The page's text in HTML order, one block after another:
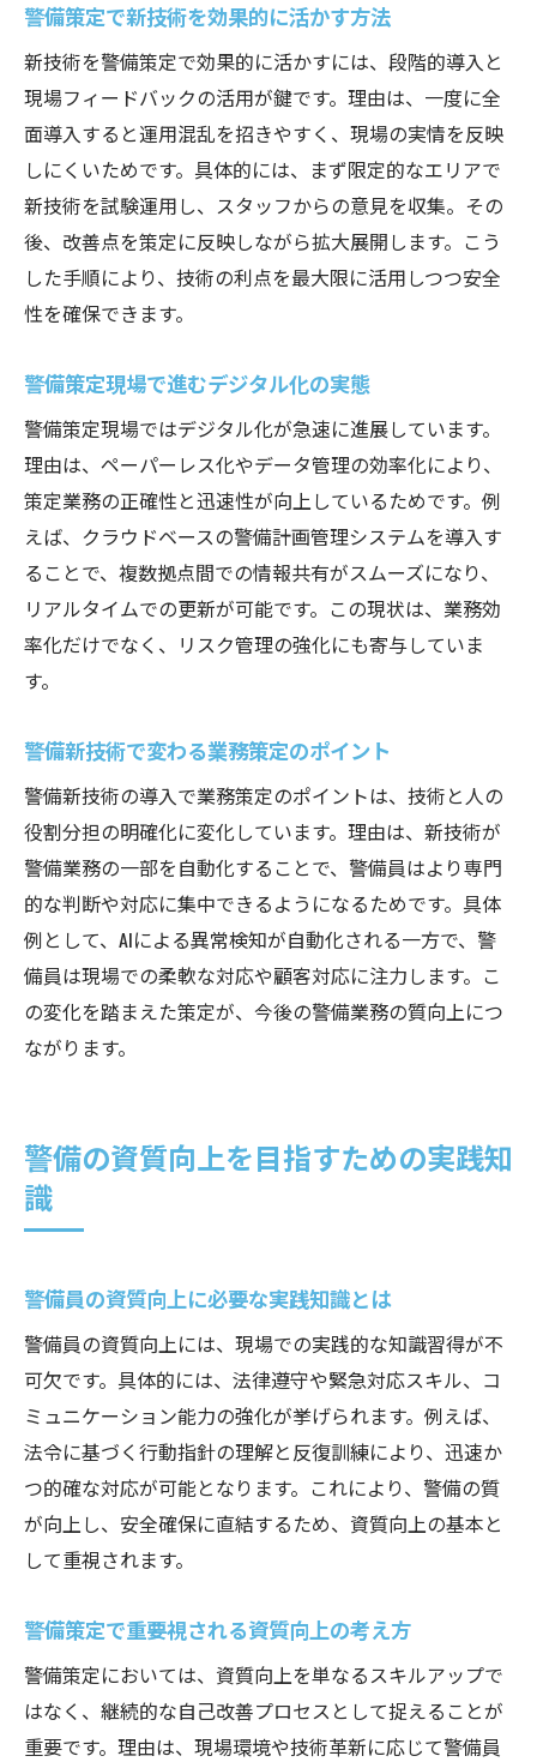
警備策定で新技術を効果的に活かす方法
新技術を警備策定で効果的に活かすには、段階的導入と
現場フィードバックの活用が鍵です。理由は、一度に全
面導入すると運用混乱を招きやすく、現場の実情を反映
しにくいためです。具体的には、まず限定的なエリアで
新技術を試験運用し、スタッフからの意見を収集。その
後、改善点を策定に反映しながら拡大展開します。こう
した手順により、技術の利点を最大限に活用しつつ安全
性を確保できます。
警備策定現場で進むデジタル化の実態
警備策定現場ではデジタル化が急速に進展しています。
理由は、ペーパーレス化やデータ管理の効率化により、
策定業務の正確性と迅速性が向上しているためです。例
えば、クラウドベースの警備計画管理システムを導入す
ることで、複数拠点間での情報共有がスムーズになり、
リアルタイムでの更新が可能です。この現状は、業務効
率化だけでなく、リスク管理の強化にも寄与していま
す。
警備新技術で変わる業務策定のポイント
警備新技術の導入で業務策定のポイントは、技術と人の
役割分担の明確化に変化しています。理由は、新技術が
警備業務の一部を自動化することで、警備員はより専門
的な判断や対応に集中できるようになるためです。具体
例として、AIによる異常検知が自動化される一方で、警
備員は現場での柔軟な対応や顧客対応に注力します。こ
の変化を踏まえた策定が、今後の警備業務の質向上につ
ながります。
警備の資質向上を目指すための実践知
識
警備員の資質向上に必要な実践知識とは
警備員の資質向上には、現場での実践的な知識習得が不
可欠です。具体的には、法律遵守や緊急対応スキル、コ
ミュニケーション能力の強化が挙げられます。例えば、
法令に基づく行動指針の理解と反復訓練により、迅速か
つ的確な対応が可能となります。これにより、警備の質
が向上し、安全確保に直結するため、資質向上の基本と
して重視されます。
警備策定で重要視される資質向上の考え方
警備策定においては、資質向上を単なるスキルアップで
はなく、継続的な自己改善プロセスとして捉えることが
重要です。理由は、現場環境や技術革新に応じて警備員